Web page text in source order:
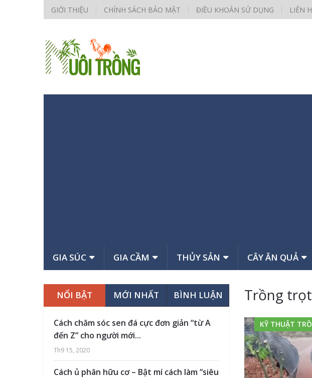
GIỚI THIỆU CHÍNH SÁCH BẢO MẬT ĐIỀU KHOẢN SỬ DỤNG LIÊN
GIA SÚC GIA CẦM THỦY SẢN CÂY ĂN QUẢ
Trồng
KỸ THUẬT
NỔI BẬT MỚI NHẤT BÌNH LUẬN
Cách chăm sóc sen đá cực đơn giản “từ A
đến Z” cho người mới...
Th9 15, 2020
Cách ủ phân hữu cơ – Bật mí cách làm “siêu